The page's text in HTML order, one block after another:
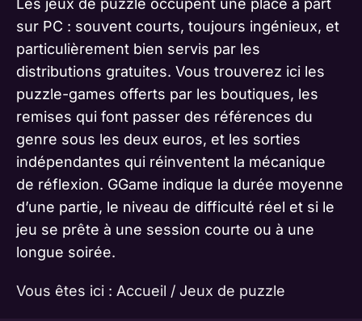
sur PC : souvent courts, toujours ingénieux, et
particulièrement bien servis par les
distributions gratuites. Vous trouverez ici les
puzzle-games offerts par les boutiques, les
remises qui font passer des références du
genre sous les deux euros, et les sorties
indépendantes qui réinventent la mécanique
de réflexion. GGame indique la durée moyenne
d’une partie, le niveau de difficulté réel et si le
jeu se prête à une session courte ou à une
longue soirée.
Vous êtes ici : Accueil / Jeux de puzzle